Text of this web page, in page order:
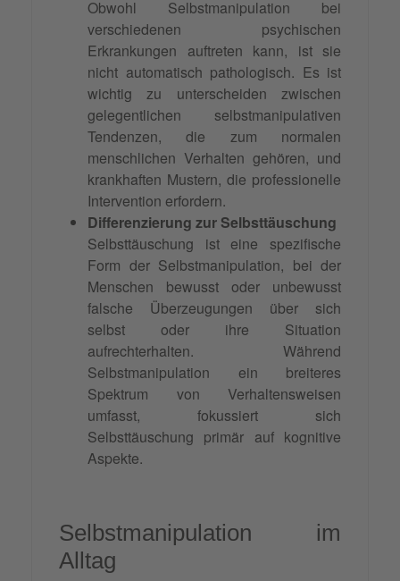
Obwohl Selbstmanipulation bei
verschiedenen psychischen
Erkrankungen auftreten kann, ist sie
nicht automatisch pathologisch. Es ist
wichtig zu unterscheiden zwischen
gelegentlichen selbstmanipulativen
Tendenzen, die zum normalen
menschlichen Verhalten gehören, und
krankhaften Mustern, die professionelle
Intervention erfordern.
Differenzierung zur Selbsttäuschung
Selbsttäuschung ist eine spezifische
Form der Selbstmanipulation, bei der
Menschen bewusst oder unbewusst
falsche Überzeugungen über sich
selbst oder ihre Situation
aufrechterhalten. Während
Selbstmanipulation ein breiteres
Spektrum von Verhaltensweisen
umfasst, fokussiert sich
Selbsttäuschung primär auf kognitive
Aspekte.
Selbstmanipulation im
Alltag